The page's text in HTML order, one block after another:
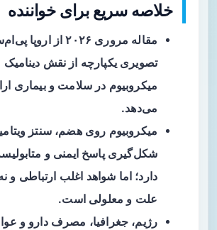
خلاصه سریع برای خواننده
مقاله مروری ۲۰۲۶ از اروپا
تصویری یکپارچه از نقش دینامیک
میکروبیوم در سلامت و بیماری
می‌دهد.
میکروبیوم روی هضم، سنتز
شکل‌گیری پاسخ ایمنی و
دارد؛ اما شواهد اغلب ارتباطی و
علت و معلولی است.
رژیم، جغرافیا، مصرف دارو و